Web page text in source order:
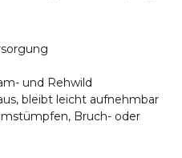
und Rehwild
bleibt leicht aufnehmbar
Bruch- oder